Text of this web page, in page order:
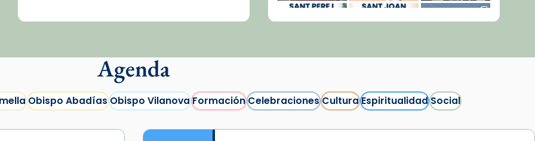
Agenda
Obispo AbadíasObispo VilanovaFormaciónCelebracionesCulturaEspiritualidadSocial